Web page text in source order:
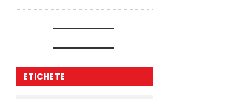
fi
produse
ETICHETE